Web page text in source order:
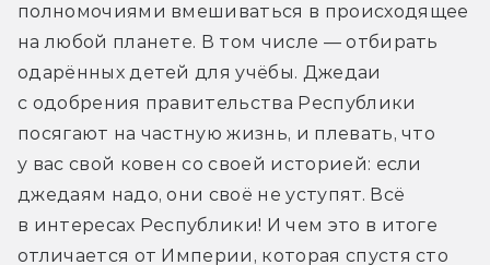
полномочиями вмешиваться в происходящее
на любой планете. В том числе — отбирать
одарённых детей для учёбы. Джедаи
с одобрения правительства Республики
посягают на частную жизнь, и плевать, что
у вас свой ковен со своей историей: если
джедаям надо, они своё не уступят. Всё
в интересах Республики! И чем это в итоге
отличается от Империи, которая спустя сто